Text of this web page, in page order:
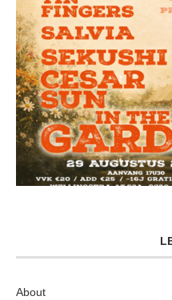
About